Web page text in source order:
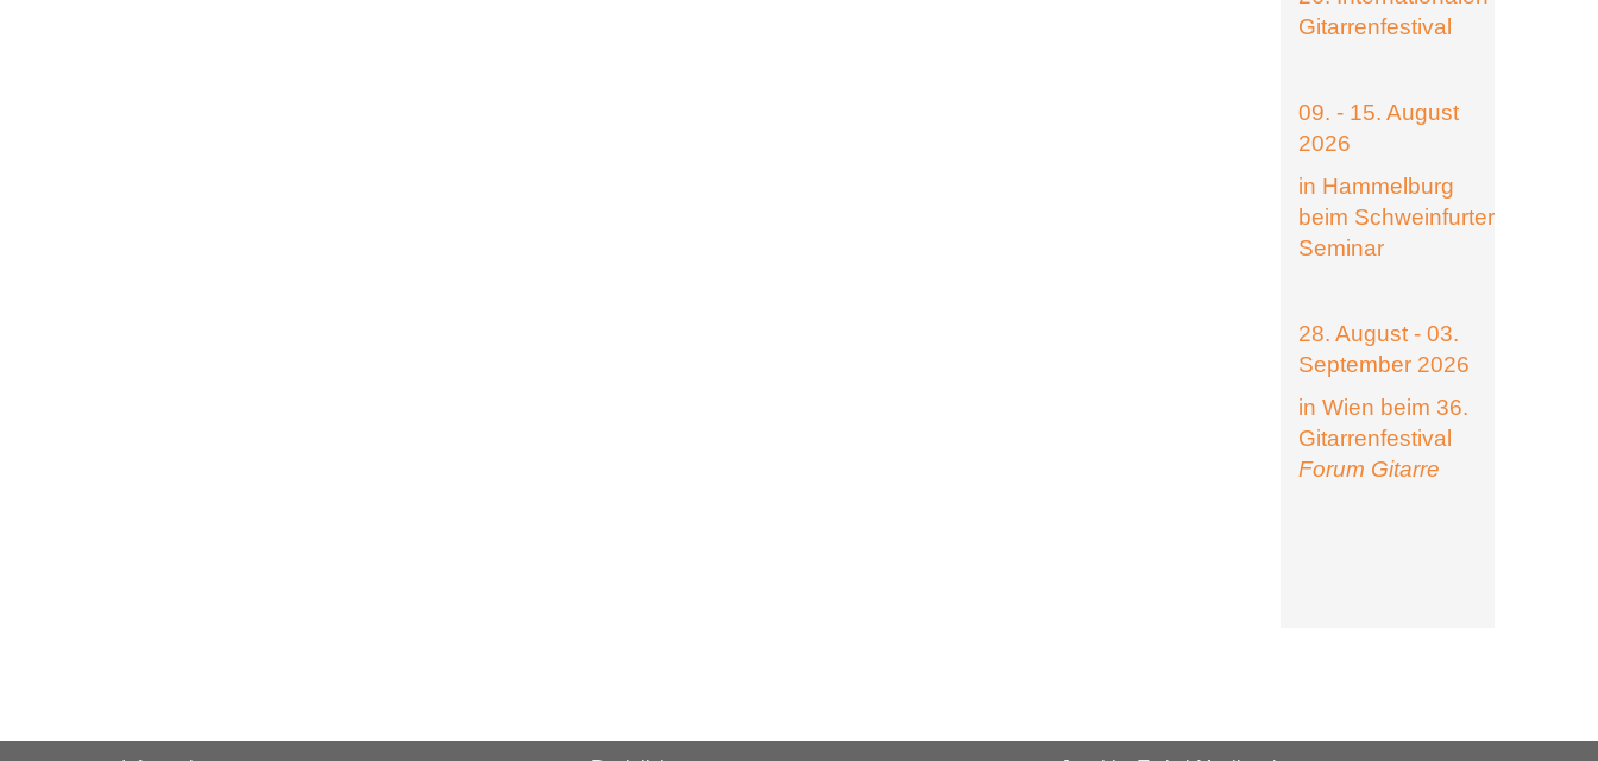
Gitarrenfestival
09. - 15. August
2026
in Hammelburg
beim Schweinfurter
Seminar
28. August - 03.
September 2026
in Wien beim 36.
Gitarrenfestival
Forum Gitarre